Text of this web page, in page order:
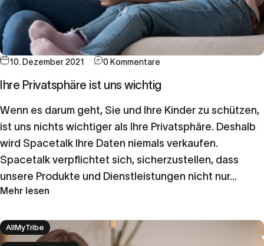
10. Dezember 2021 0 Kommentare
Ihre Privatsphäre ist uns wichtig
Wenn es darum geht, Sie und Ihre Kinder zu schützen,
ist uns nichts wichtiger als Ihre Privatsphäre. Deshalb
wird Spacetalk Ihre Daten niemals verkaufen.
Spacetalk verpflichtet sich, sicherzustellen, dass
unsere Produkte und Dienstleistungen nicht nur...
Mehr lesen
AllMyTribe